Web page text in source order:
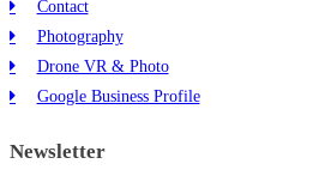
Contact
Photography
Drone VR & Photo
Google Business Profile
Newsletter